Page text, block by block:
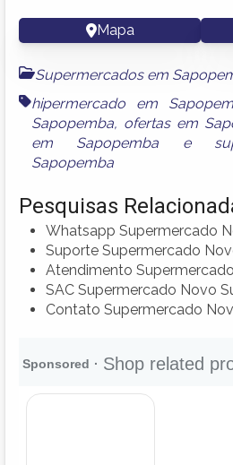
Mapa
Supermercados em
hipermercado em
Sapopemba, ofertas em
em Sapopemba e
Sapopemba
Pesquisas
Whatsapp Supermercado
Suporte Supermercado
Atendimento
SAC Supermercado Novo
Contato Supermercado